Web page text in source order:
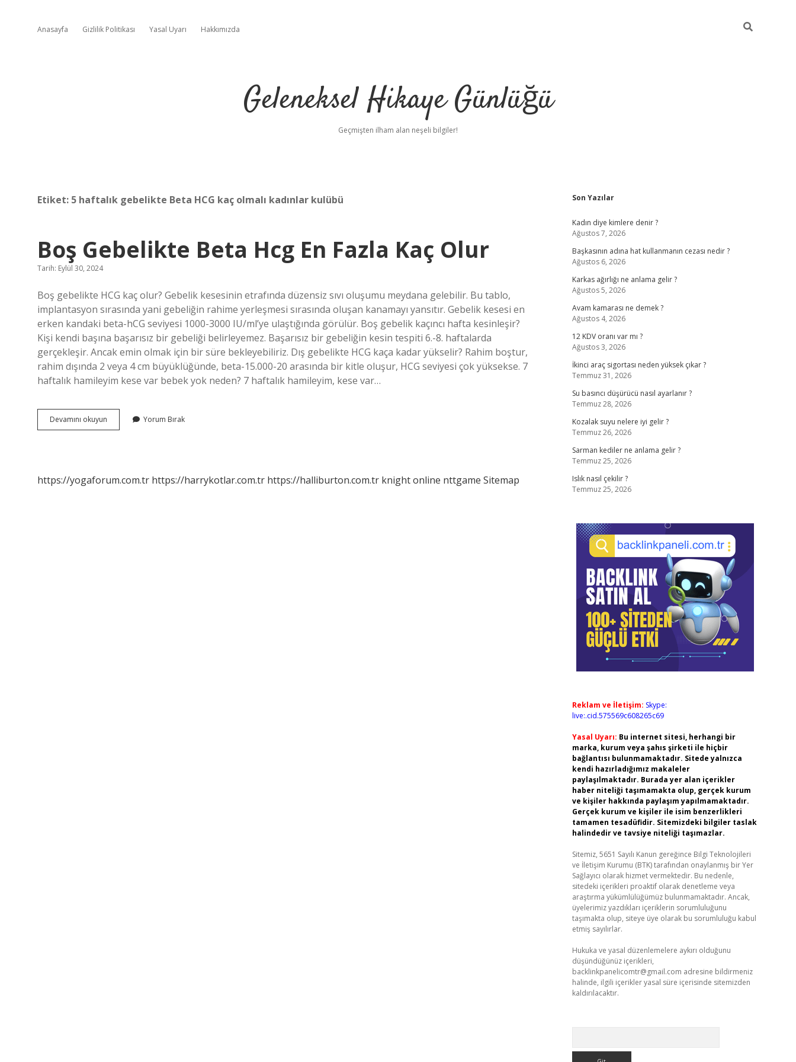
Anasayfa Gizlilik Politikası Yasal Uyarı Hakkımızda
Geleneksel Hikaye Günlüğü
Geçmişten ilham alan neşeli bilgiler!
Etiket: 5 haftalık gebelikte Beta HCG kaç olmalı kadınlar kulübü
Boş Gebelikte Beta Hcg En Fazla Kaç Olur
Tarih: Eylül 30, 2024
Boş gebelikte HCG kaç olur? Gebelik kesesinin etrafında düzensiz sıvı oluşumu meydana gelebilir. Bu tablo,
implantasyon sırasında yani gebeliğin rahime yerleşmesi sırasında oluşan kanamayı yansıtır. Gebelik kesesi en
erken kandaki beta-hCG seviyesi 1000-3000 IU/ml’ye ulaştığında görülür. Boş gebelik kaçıncı hafta kesinleşir?
Kişi kendi başına başarısız bir gebeliği belirleyemez. Başarısız bir gebeliğin kesin tespiti 6.-8. haftalarda
gerçekleşir. Ancak emin olmak için bir süre bekleyebiliriz. Dış gebelikte HCG kaça kadar yükselir? Rahim boştur,
rahim dışında 2 veya 4 cm büyüklüğünde, beta-15.000-20 arasında bir kitle oluşur, HCG seviyesi çok yüksekse. 7
haftalık hamileyim kese var bebek yok neden? 7 haftalık hamileyim, kese var…
Devamını okuyun
Gebelikte
Kaç
Yorum Bırak
https://yogaforum.com.tr https://harrykotlar.com.tr https://halliburton.com.tr knight online nttgame Sitemap
Sidebar
Son Yazılar
Kadın diye kimlere denir ?
Ağustos 7, 2026
Başkasının adına hat kullanmanın cezası nedir ?
Ağustos 6, 2026
Karkas ağırlığı ne anlama gelir ?
Ağustos 5, 2026
Avam kamarası ne demek ?
Ağustos 4, 2026
12 KDV oranı var mı ?
Ağustos 3, 2026
İkinci araç sigortası neden yüksek çıkar ?
Temmuz 31, 2026
Su basıncı düşürücü nasıl ayarlanır ?
Temmuz 28, 2026
Kozalak suyu nelere iyi gelir ?
Temmuz 26, 2026
Sarman kediler ne anlama gelir ?
Temmuz 25, 2026
Islık nasıl çekilir ?
Temmuz 25, 2026
Reklam ve İletişim: Skype:
live:.cid.575569c608265c69
Yasal Uyarı: Bu internet sitesi, herhangi bir
marka, kurum veya şahıs şirketi ile hiçbir
bağlantısı bulunmamaktadır. Sitede yalnızca
kendi hazırladığımız makaleler
paylaşılmaktadır. Burada yer alan içerikler
haber niteliği taşımamakta olup, gerçek kurum
ve kişiler hakkında paylaşım yapılmamaktadır.
Gerçek kurum ve kişiler ile isim benzerlikleri
tamamen tesadüfidir. Sitemizdeki bilgiler taslak
halindedir ve tavsiye niteliği taşımazlar.
Sitemiz, 5651 Sayılı Kanun gereğince Bilgi Teknolojileri
ve İletişim Kurumu (BTK) tarafından onaylanmış bir Yer
Sağlayıcı olarak hizmet vermektedir. Bu nedenle,
sitedeki içerikleri proaktif olarak denetleme veya
araştırma yükümlülüğümüz bulunmamaktadır. Ancak,
üyelerimiz yazdıkları içeriklerin sorumluluğunu
taşımakta olup, siteye üye olarak bu sorumluluğu kabul
etmiş sayılırlar.
Hukuka ve yasal düzenlemelere aykırı olduğunu
düşündüğünüz içerikleri,
backlinkpanelicomtr@gmail.com adresine bildirmeniz
halinde, ilgili içerikler yasal süre içerisinde sitemizden
kaldırılacaktır.